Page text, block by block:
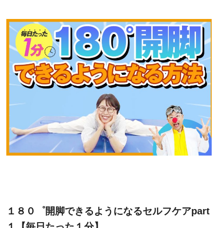
１８０゜開脚できるようになるセルフケアpart